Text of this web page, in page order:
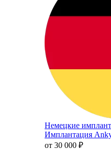
Немецкие
Имплантация
от 30 000 ₽